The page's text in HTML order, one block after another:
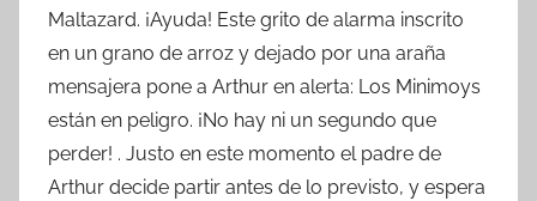
Maltazard. ¡Ayuda! Este grito de alarma inscrito
en un grano de arroz y dejado por una araña
mensajera pone a Arthur en alerta: Los Minimoys
están en peligro. ¡No hay ni un segundo que
perder! . Justo en este momento el padre de
Arthur decide partir antes de lo previsto, y espera